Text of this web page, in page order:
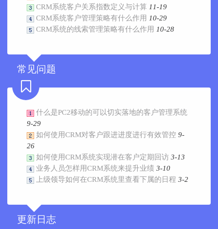
CRM系统客户关系指数定义与计算 11-19
CRM系统客户管理策略有什么作用 10-29
CRM系统的线索管理策略有什么作用 10-28
常见问题
什么是PC2移动的可以切实落地的客户管理系统
9-29
如何使用CRM对客户跟进进度进行有效管控 9-
26
如何使用CRM系统实现潜在客户定期回访 3-13
业务人员怎样用CRM系统来提升业绩 3-10
上级领导如何在CRM系统里查看下属的日程 3-2
更新日志